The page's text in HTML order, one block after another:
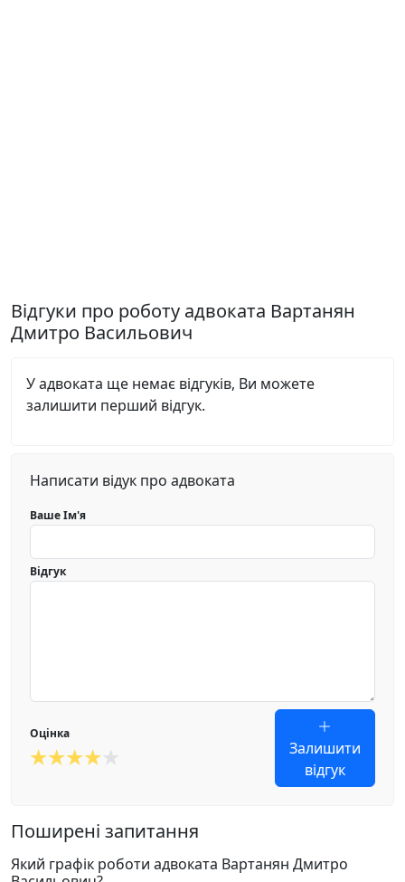
Відгуки про роботу адвоката Вартанян
Дмитро Васильович
У адвоката ще немає відгуків, Ви можете
залишити перший відгук.
Написати відук про адвоката
Ваше Ім'я
Відгук
Оцінка
Залишити
відгук
Поширені запитання
Який графік роботи адвоката Вартанян Дмитро